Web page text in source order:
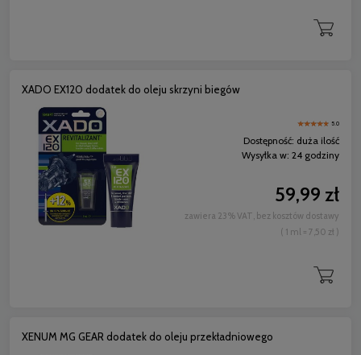
XADO EX120 dodatek do oleju skrzyni biegów
5.0
Dostępność: duża ilość
Wysyłka w: 24 godziny
59,99 zł
zawiera 23% VAT, bez kosztów dostawy
( 1 ml = 7,50 zł )
XENUM MG GEAR dodatek do oleju przekładniowego